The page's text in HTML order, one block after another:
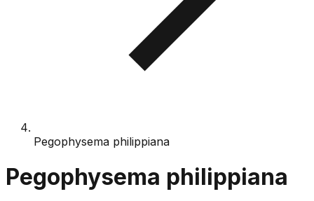
Pegophysema philippiana
Pegophysema philippiana